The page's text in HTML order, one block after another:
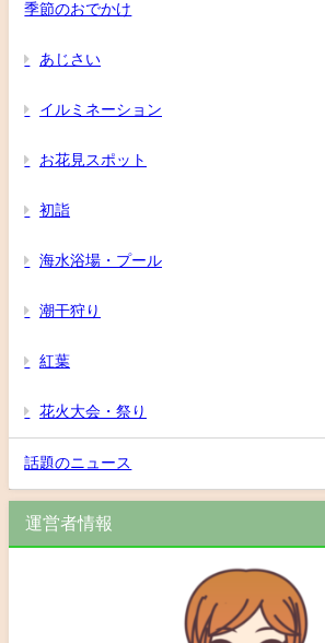
季節のおでかけ
あじさい
イルミネーション
お花見スポット
初詣
海水浴場・プール
潮干狩り
紅葉
花火大会・祭り
話題のニュース
運営者情報